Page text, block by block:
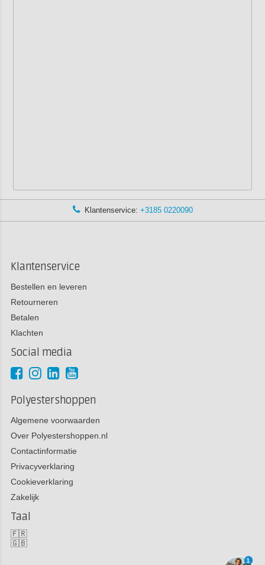
Klantenservice: +3185 0220090
Klantenservice
Bestellen en leveren
Retourneren
Betalen
Klachten
Social media
Polyestershoppen
Algemene voorwaarden
Over Polyestershoppen.nl
Contactinformatie
Privacyverklaring
Cookieverklaring
Zakelijk
Taal
🇫🇷
🇬🇧
1